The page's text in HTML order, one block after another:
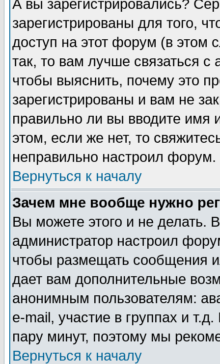
А вы зарегистрировались?
зарегистрированы для того,
доступ на этот форум (в этом
так, то вам лучше связаться
чтобы выяснить, почему это
зарегистрированы и вам не
правильно ли вы вводите
этом, если же нет, то
неправильно настроил форум.
Вернуться к началу
Зачем мне вообще нужно
Вы можете этого и не делать.
администратор настроил
чтобы размещать сообщения
дает вам дополнительные
анонимным пользователям:
e-mail, участие в группах и
пару минут, поэтому мы
Вернуться к началу